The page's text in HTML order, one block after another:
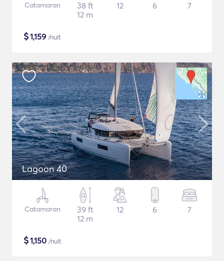
Catamaran
38 ft
12 m
12 6 7
$1,159 /nuit
Lagoon 40
Catamaran
39 ft
12 m
12 6 7
$1,150 /nuit